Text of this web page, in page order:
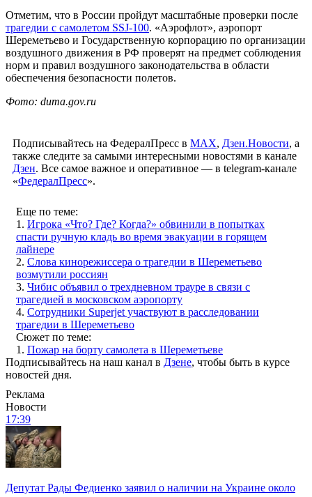
Отметим, что в России пройдут масштабные проверки после
трагедии с самолетом SSJ-100. «Аэрофлот», аэропорт
Шереметьево и Государственную корпорацию по организации
воздушного движения в РФ проверят на предмет соблюдения
норм и правил воздушного законодательства в области
обеспечения безопасности полетов.
Фото: duma.gov.ru
Подписывайтесь на ФедералПресс в МАХ, Дзен.Новости, а
также следите за самыми интересными новостями в канале
Дзен. Все самое важное и оперативное — в telegram-канале
«ФедералПресс».
Еще по теме:
1. Игрока «Что? Где? Когда?» обвинили в попытках
спасти ручную кладь во время эвакуации в горящем
лайнере
2. Слова кинорежиссера о трагедии в Шереметьево
возмутили россиян
3. Чибис объявил о трехдневном трауре в связи с
трагедией в московском аэропорту
4. Сотрудники Superjet участвуют в расследовании
трагедии в Шереметьево
Сюжет по теме:
1. Пожар на борту самолета в Шереметьеве
Подписывайтесь на наш канал в Дзене, чтобы быть в курсе
новостей дня.
Реклама
Новости
17:39
Депутат Рады Федиенко заявил о наличии на Украине около